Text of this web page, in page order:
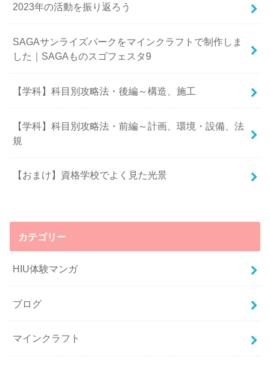
2023年の活動を振り返ろう
SAGAサンライズパークをマインクラフトで制作しま
した｜SAGAものスゴフェスタ9
【学科】科目別攻略法・後編～構造、施工
【学科】科目別攻略法・前編～計画、環境・設備、法
規
【おまけ】資格学校でよく見た光景
カテゴリー
HIU体験マンガ
ブログ
マインクラフト